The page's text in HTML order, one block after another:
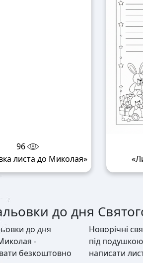
96
листа до Миколая»
до дня
Новорічні
під
написати